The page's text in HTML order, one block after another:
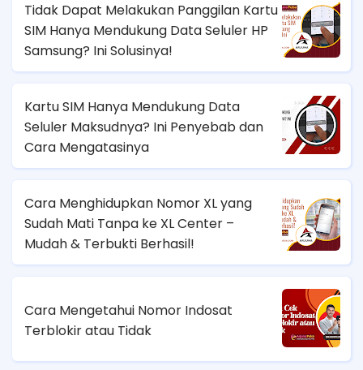
Tidak Dapat Melakukan Panggilan Kartu
SIM Hanya Mendukung Data Seluler HP
Samsung? Ini Solusinya!
Kartu SIM Hanya Mendukung Data
Seluler Maksudnya? Ini Penyebab dan
Cara Mengatasinya
Cara Menghidupkan Nomor XL yang
Sudah Mati Tanpa ke XL Center –
Mudah & Terbukti Berhasil!
Cara Mengetahui Nomor Indosat
Terblokir atau Tidak